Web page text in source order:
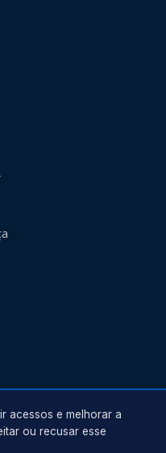
acessos e melhorar a
ou recusar esse